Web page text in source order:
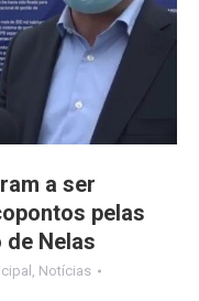
a ser
pelas
Nelas
, Notícias